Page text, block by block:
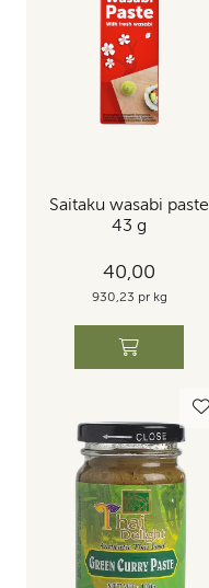
Saitaku wasabi paste
43 g
40,00
930,23 pr kg